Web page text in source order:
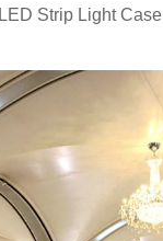
LED Strip Light Case